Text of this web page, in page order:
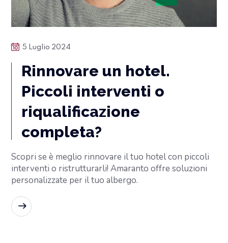
5 Luglio 2024
Rinnovare un hotel.
Piccoli interventi o
riqualificazione
completa?
Scopri se è meglio rinnovare il tuo hotel con piccoli
interventi o ristrutturarli! Amaranto offre soluzioni
personalizzate per il tuo albergo.